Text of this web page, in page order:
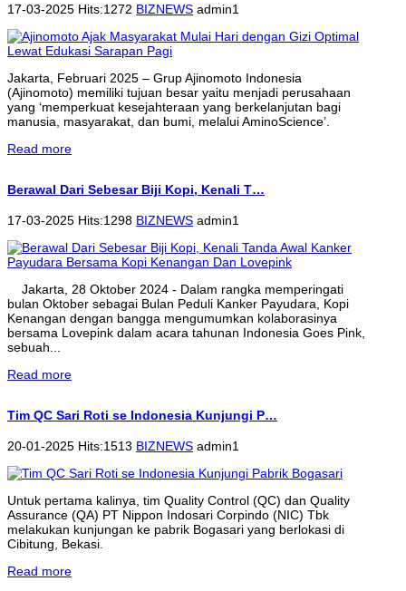
17-03-2025 Hits:1272 BIZNEWS admin1
Jakarta, Februari 2025 – Grup Ajinomoto Indonesia
(Ajinomoto) memiliki tujuan besar yaitu menjadi perusahaan
yang ‘memperkuat kesejahteraan yang berkelanjutan bagi
manusia, masyarakat, dan bumi, melalui AminoScience’.
Read more
Berawal Dari Sebesar Biji Kopi, Kenali T…
17-03-2025 Hits:1298 BIZNEWS admin1
Jakarta, 28 Oktober 2024 - Dalam rangka memperingati
bulan Oktober sebagai Bulan Peduli Kanker Payudara, Kopi
Kenangan dengan bangga mengumumkan kolaborasinya
bersama Lovepink dalam acara tahunan Indonesia Goes Pink,
sebuah...
Read more
Tim QC Sari Roti se Indonesia Kunjungi P…
20-01-2025 Hits:1513 BIZNEWS admin1
Untuk pertama kalinya, tim Quality Control (QC) dan Quality
Assurance (QA) PT Nippon Indosari Corpindo (NIC) Tbk
melakukan kunjungan ke pabrik Bogasari yang berlokasi di
Cibitung, Bekasi.
Read more